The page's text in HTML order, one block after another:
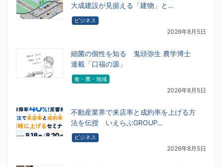
大成建設が見据える「建物」と…
ビジネス
2026年8月5日
細菌の個性を知る 鬼頭弥生 農学博士
連載「口福の源」
食・農・地域
2026年8月5日
不動産業界で来店率と成約率を上げる方
法を伝授 いえらぶGROUP…
ビジネス
2026年8月5日